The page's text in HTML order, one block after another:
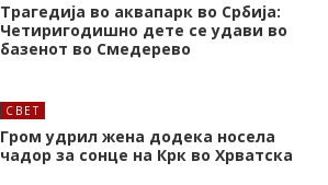
Трагедија во аквапарк во Србија:
Четиригодишно дете се удави во
базенот во Смедерево
СВЕТ
Гром удрил жена додека носела
чадор за сонце на Крк во Хрватска